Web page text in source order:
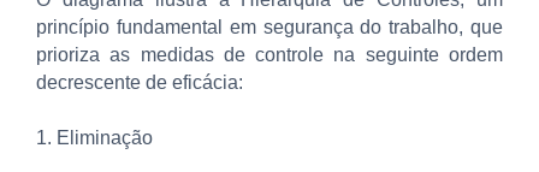
princípio fundamental em segurança do trabalho, que
prioriza as medidas de controle na seguinte ordem
decrescente de eficácia:
1. Eliminação